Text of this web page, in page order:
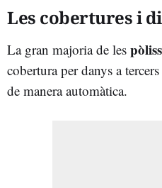
Les cobertures i
La gran majoria de les
cobertura per danys a
de manera automàtica.